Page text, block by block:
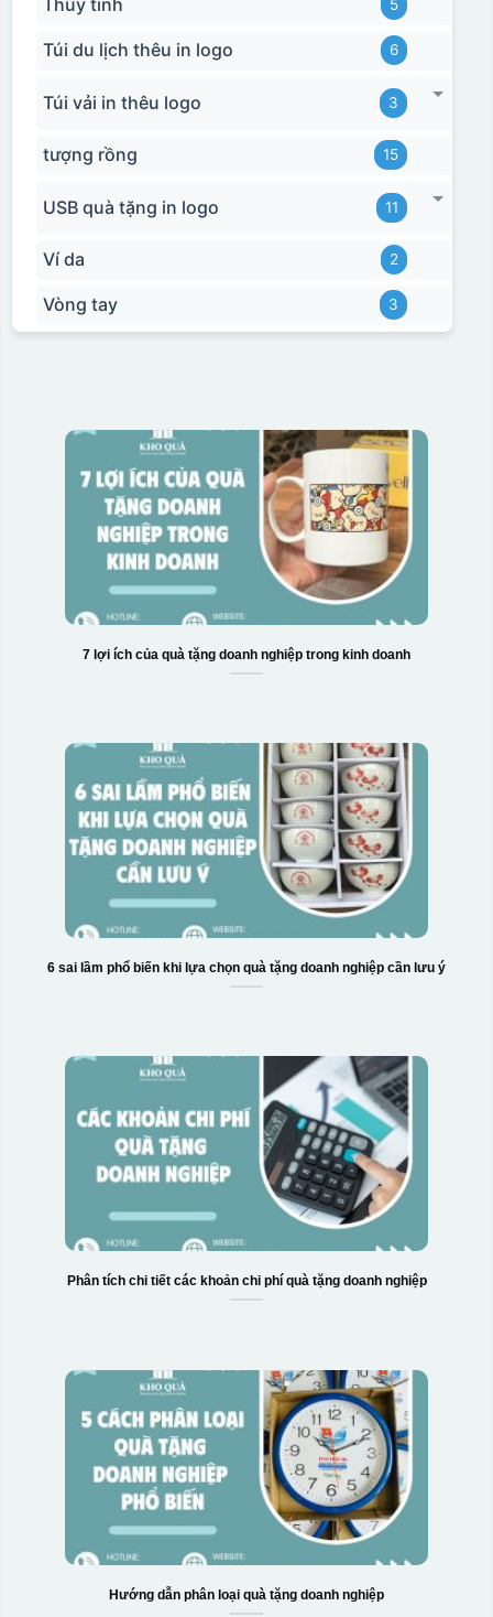
Hộp xi biểu trưng
Thủy tinh 5
Túi du lịch thêu in logo 6
Túi vải in thêu logo 3
tượng rồng 15
USB quà tặng in logo 11
Ví da 2
Vòng tay 3
7 lợi ích của quà tặng doanh nghiệp trong kinh doanh
6 sai lầm phổ biến khi lựa chọn quà tặng doanh nghiệp cần lưu ý
Phân tích chi tiết các khoản chi phí quà tặng doanh nghiệp
Hướng dẫn phân loại quà tặng doanh nghiệp